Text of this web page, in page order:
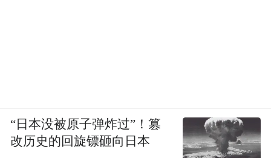
“日本没被原子弹炸过”！篡
改历史的回旋镖砸向日本